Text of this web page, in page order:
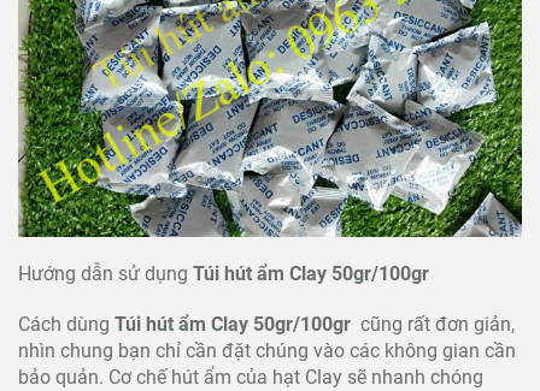
Hướng dẫn sử dụng Túi hút ẩm Clay 50gr/100gr
Cách dùng Túi hút ẩm Clay 50gr/100gr cũng rất đơn giản,
nhìn chung bạn chỉ cần đặt chúng vào các không gian cần
bảo quản. Cơ chế hút ẩm của hạt Clay sẽ nhanh chóng